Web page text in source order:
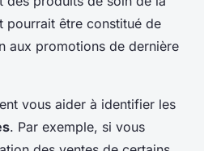
pourrait être constitué de
aux promotions de dernière
vous aider à identifier les
. Par exemple, si vous